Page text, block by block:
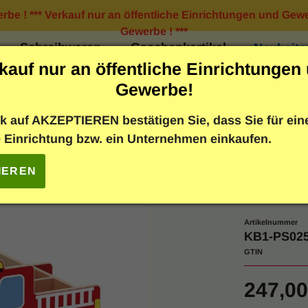
nur an öffentliche Einrichtungen
Gewerbe!
auf AKZEPTIEREN bestätigen Sie, dass Sie für
bzw. ein Unternehmen einkaufen.
! *** Verkauf nur an öffentliche Einrichtungen und
Gewerbe ! ***
Schreibwaren Geschenkartikel
Indoor & Outdoor Hygiene /
Artikelnummer
KB1-
GTIN